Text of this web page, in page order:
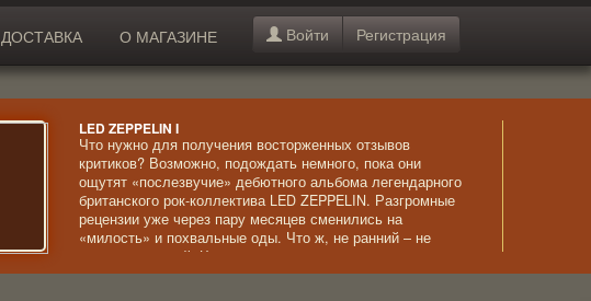
ДОСТАВКА О МАГАЗИНЕ Войти Регистрация
LED ZEPPELIN I
Что нужно для получения восторженных отзывов
критиков? Возможно, подождать немного, пока они
ощутят «послезвучие» дебютного альбома легендарного
британского рок-коллектива LED ZEPPELIN. Разгромные
рецензии уже через пару месяцев сменились на
«милость» и похвальные оды. Что ж, не ранний – не
значит незрелый. Четко выстроенные композиции,
отличное исполнение и харизма музыкантов сделали